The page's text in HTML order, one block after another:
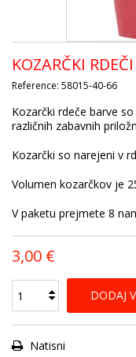
KOZARČKI
Reference: 58015-40-66
Kozarčki rdeče barve
različnih zabavnih
Kozarčki so narejeni v
Volumen kozarčkov je
V paketu prejmete 8
3,00 €
DODAJ
Natisni